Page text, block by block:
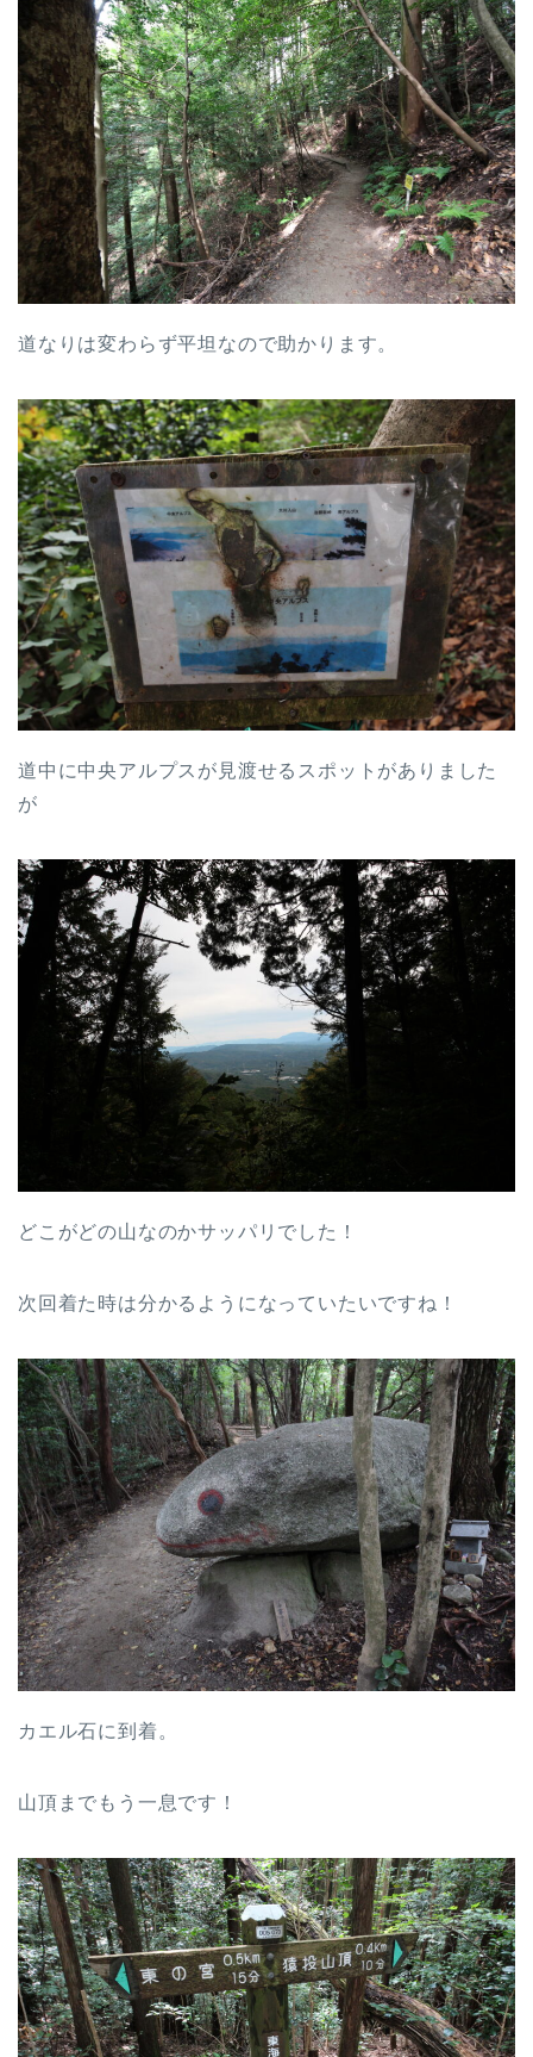
道なりは変わらず平坦なので助かります。
道中に中央アルプスが見渡せるスポットがありました
が
どこがどの山なのかサッパリでした！
次回着た時は分かるようになっていたいですね！
カエル石に到着。
山頂までもう一息です！